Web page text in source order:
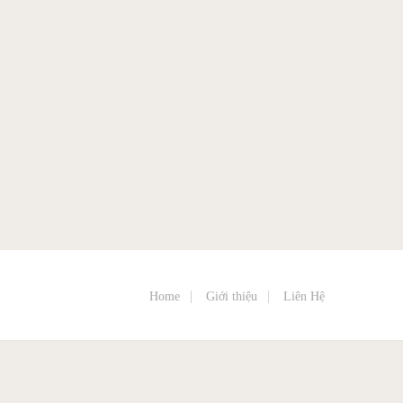
Home Giới thiệu Liên Hệ